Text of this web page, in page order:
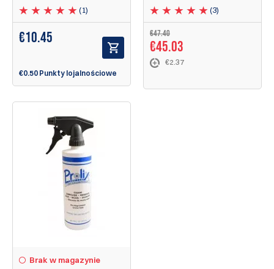
(1)
€10.45
€0.50 Punkty lojalnościowe
(3)
€47.40
€45.03
€2.37
Brak w magazynie